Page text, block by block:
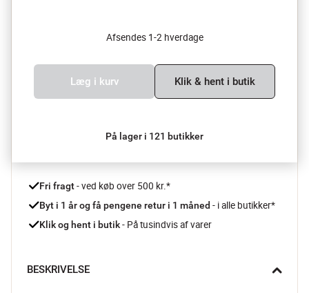
Afsendes 1-2 hverdage
Læg i kurv Klik & hent i butik
På lager i 121 butikker
Fri fragt - ved køb over 500 kr.*
Byt i 1 år og få pengene retur i 1 måned - i alle butikker*
Klik og hent i butik - På tusindvis af varer
BESKRIVELSE